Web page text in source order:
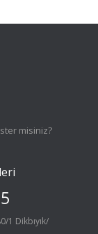
misiniz?
1 Dikbıyık/